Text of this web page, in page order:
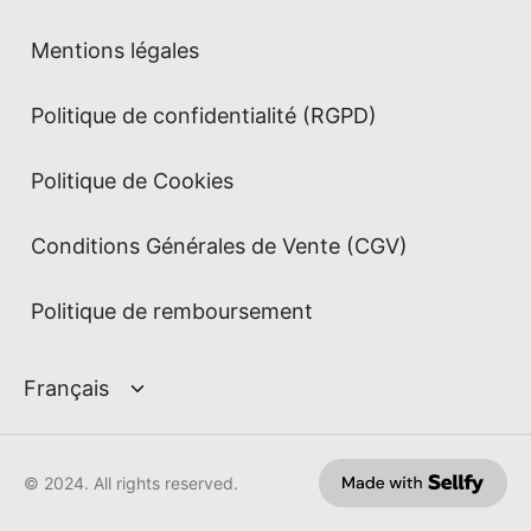
Mentions légales
Politique de confidentialité (RGPD)
Politique de Cookies
Conditions Générales de Vente (CGV)
Politique de remboursement
© 2024. All rights reserved.